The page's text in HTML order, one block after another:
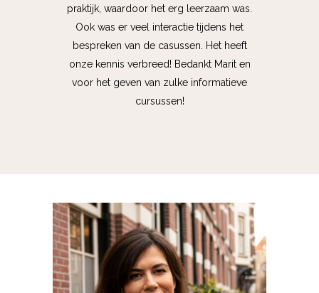
praktijk, waardoor het erg leerzaam was.
Ook was er veel interactie tijdens het
bespreken van de casussen. Het heeft
onze kennis verbreed! Bedankt Marit en
voor het geven van zulke informatieve
cursussen!